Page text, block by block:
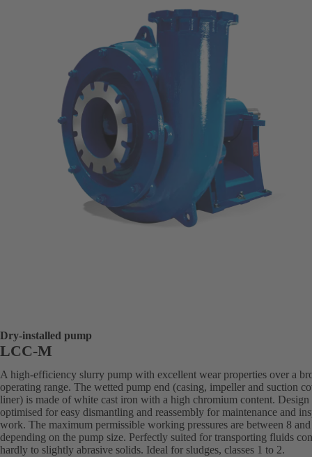
Dry-installed pump
LCC-M
A high-efficiency slurry pump with excellent wear properties over a
operating range. The wetted pump end (casing, impeller and suction
liner) is made of white cast iron with a high chromium content. Design
optimised for easy dismantling and reassembly for maintenance and
work. The maximum permissible working pressures are between 8
depending on the pump size. Perfectly suited for transporting fluids
hardly to slightly abrasive solids. Ideal for sludges, classes 1 to 2.